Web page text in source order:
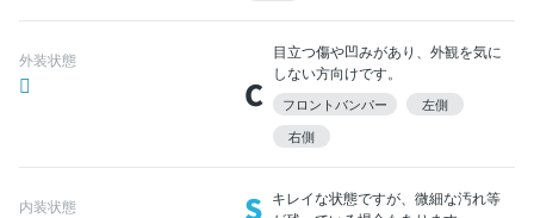
外装状態
C
目立つ傷や凹みがあり、外観を気に
しない方向けです。
フロントバンパー
左側
右側
内装状態 S キレイな状態ですが、微細な汚れ等